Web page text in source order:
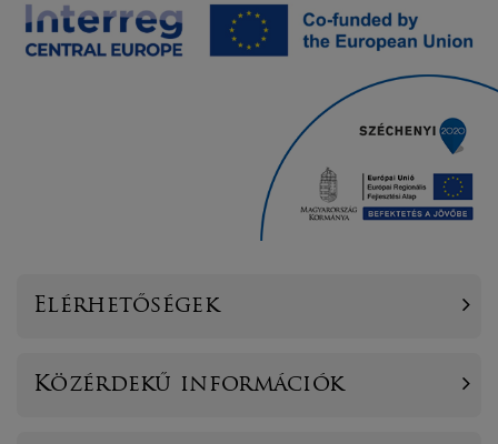
Elérhetőségek
Közérdekű információk